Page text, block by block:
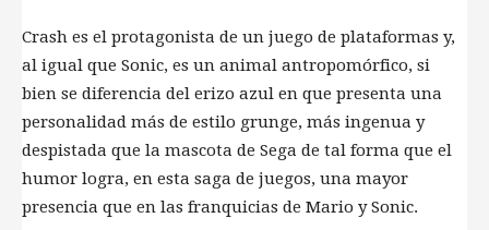
Crash es el protagonista de un juego de plataformas y,
al igual que Sonic, es un animal antropomórfico, si
bien se diferencia del erizo azul en que presenta una
personalidad más de estilo grunge, más ingenua y
despistada que la mascota de Sega de tal forma que el
humor logra, en esta saga de juegos, una mayor
presencia que en las franquicias de Mario y Sonic.